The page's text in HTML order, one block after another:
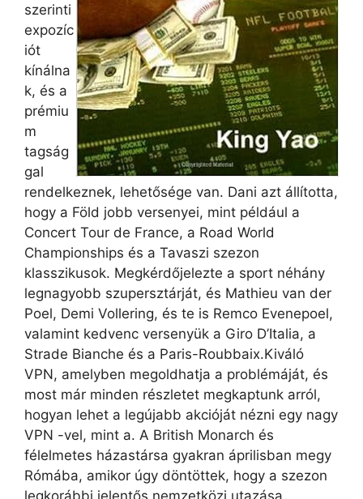
szerinti
expozíc
iót
kínálna
k, és a
prémiu
m
tagság
gal
rendelkeznek, lehetősége van. Dani azt állította,
hogy a Föld jobb versenyei, mint például a
Concert Tour de France, a Road World
Championships és a Tavaszi szezon
klasszikusok. Megkérdőjelezte a sport néhány
legnagyobb szupersztárját, és Mathieu van der
Poel, Demi Vollering, és te is Remco Evenepoel,
valamint kedvenc versenyük a Giro D’Italia, a
Strade Bianche és a Paris-Roubbaix.Kiváló
VPN, amelyben megoldhatja a problémáját, és
most már minden részletet megkaptunk arról,
hogyan lehet a legújabb akcióját nézni egy nagy
VPN -vel, mint a. A British Monarch és
félelmetes házastársa gyakran áprilisban megy
Rómába, amikor úgy döntöttek, hogy a szezon
legkorábbi jelentős nemzetközi utazása.